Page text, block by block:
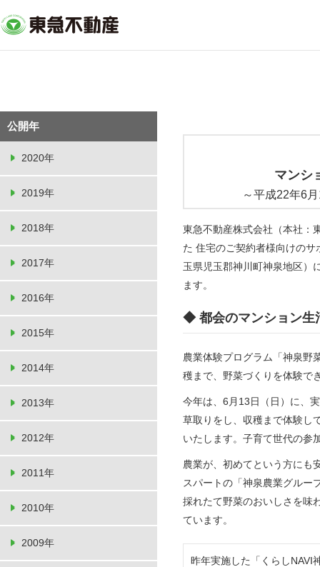
公開年
2020年
2019年
2018年
2017年
2016年
2015年
2014年
2013年
2012年
2011年
2010年
2009年
マンシ
～平成22年6
東急不動産株式会社（本社：
た 住宅のご契約者様向けの
玉県児玉郡神川町神泉地区）
ます。
◆ 都会のマンション生
農業体験プログラム「神泉野
穫まで、野菜づくりを体験で
今年は、6月13日（日）に、
草取りをし、収穫まで体験し
いたします。子育て世代の参
農業が、初めてという方にも
スパートの「神泉農業グルー
採れたて野菜のおいしさを味
ています。
昨年実施した「くらしNAVI